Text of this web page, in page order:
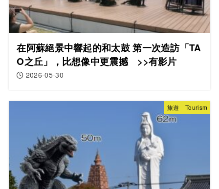
在阿蘇絕景中響起的和太鼓 第一次造訪「TA
O之丘」，比想像中更震撼 >>有影片
2026-05-30
旅遊 Tourism